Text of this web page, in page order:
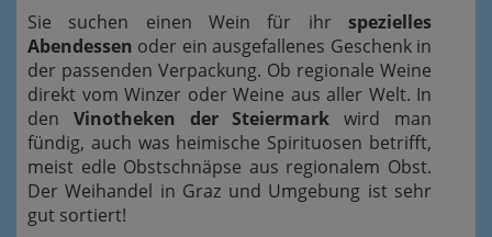
Sie suchen einen Wein für ihr spezielles
Abendessen oder ein ausgefallenes Geschenk in
der passenden Verpackung. Ob regionale Weine
direkt vom Winzer oder Weine aus aller Welt. In
den Vinotheken der Steiermark wird man
fündig, auch was heimische Spirituosen betrifft,
meist edle Obstschnäpse aus regionalem Obst.
Der Weihandel in Graz und Umgebung ist sehr
gut sortiert!